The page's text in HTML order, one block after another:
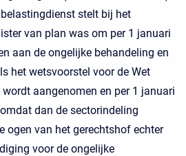
stelt bij het
van plan was om per 1 januari
aan de ongelijke behandeling en
het wetsvoorstel voor de Wet
aangenomen en per 1 januari
dan de sectorindeling
ogen van het gerechtshof echter
voor de ongelijke